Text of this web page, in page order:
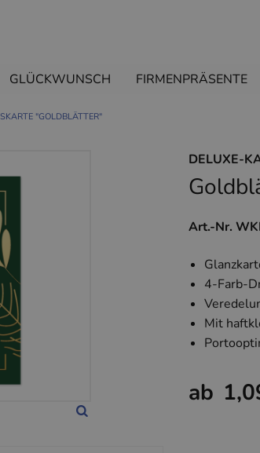
GLÜCKWUNSCH FIRMENPRÄSENTE
"GOLDBLÄTTER"
DELUXE-
Art.-Nr.
4-Farb-
Mit
ab